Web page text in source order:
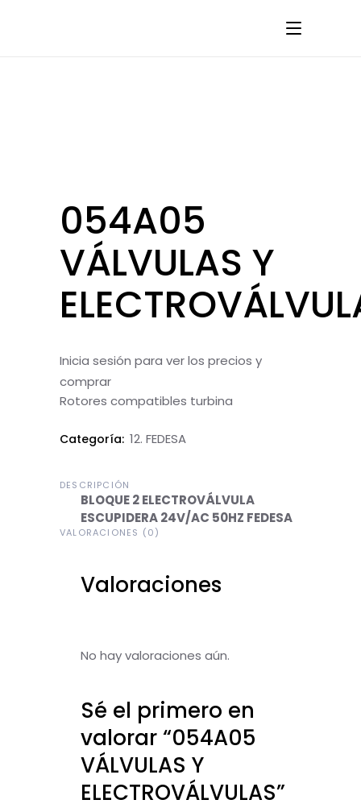
054A05
VÁLVULAS Y
Inicia sesión para ver los precios y
comprar
Rotores compatibles turbina
Categoría: 12. FEDESA
DESCRIPCIÓN
BLOQUE 2 ELECTROVÁLVULA
ESCUPIDERA 24V/AC 50HZ FEDESA
VALORACIONES (0)
Valoraciones
No hay valoraciones aún.
Sé el primero en
valorar “054A05
VÁLVULAS Y
ELECTROVÁLVULAS”